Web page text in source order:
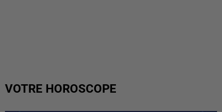
VOTRE HOROSCOPE